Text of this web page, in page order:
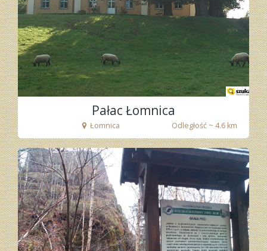
fot. tenet
Pałac Łomnica
Łomnica Odległość ~ 4.6 km